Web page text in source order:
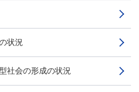
状況
社会の形成の状況